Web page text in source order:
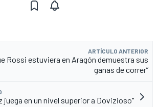
ARTÍCULO ANTERIOR
Rossi estuviera en Aragón demuestra sus
ganas de correr”
juega en un nivel superior a Dovizioso"